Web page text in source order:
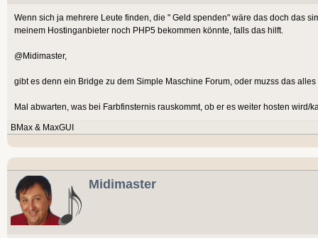
Wenn sich ja mehrere Leute finden, die " Geld spenden" wäre das doch das
meinem Hostinganbieter noch PHP5 bekommen könnte, falls das hilft.
@Midimaster,
gibt es denn ein Bridge zu dem Simple Maschine Forum, oder muzss das
Mal abwarten, was bei Farbfinsternis rauskommt, ob er es weiter hosten wird/
BMax & MaxGUI
Midimaster